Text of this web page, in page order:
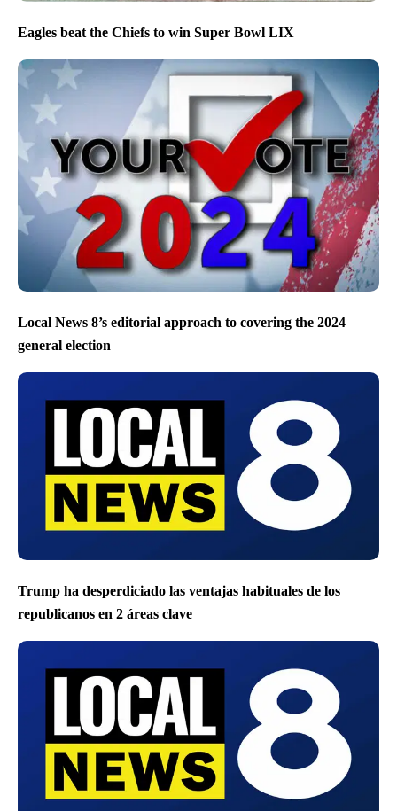
Eagles beat the Chiefs to win Super Bowl LIX
Local News 8’s editorial approach to covering the 2024
general election
Trump ha desperdiciado las ventajas habituales de los
republicanos en 2 áreas clave